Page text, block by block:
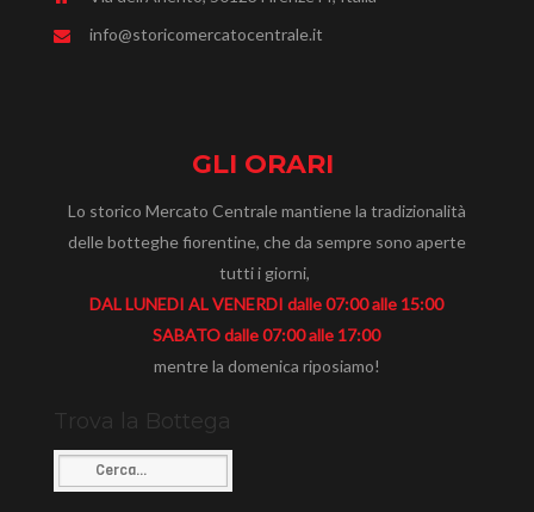
info@storicomercatocentrale.it
GLI ORARI
Lo storico Mercato Centrale mantiene la tradizionalità
delle botteghe fiorentine, che da sempre sono aperte
tutti i giorni,
DAL LUNEDI AL VENERDI dalle 07:00 alle 15:00
SABATO dalle 07:00 alle 17:00
mentre la domenica riposiamo!
Trova la Bottega